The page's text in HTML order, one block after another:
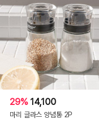
29% 14,100
마리 글라스 양념통 2P